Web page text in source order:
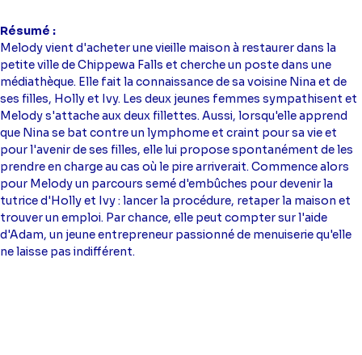
Résumé
Melody vient d'acheter une vieille maison à restaurer dans la
petite ville de Chippewa Falls et cherche un poste dans une
médiathèque. Elle fait la connaissance de sa voisine Nina et de
ses filles, Holly et Ivy. Les deux jeunes femmes sympathisent et
Melody s'attache aux deux fillettes. Aussi, lorsqu'elle apprend
que Nina se bat contre un lymphome et craint pour sa vie et
pour l'avenir de ses filles, elle lui propose spontanément de les
prendre en charge au cas où le pire arriverait. Commence alors
pour Melody un parcours semé d'embûches pour devenir la
tutrice d'Holly et Ivy : lancer la procédure, retaper la maison et
trouver un emploi. Par chance, elle peut compter sur l'aide
d'Adam, un jeune entrepreneur passionné de menuiserie qu'elle
ne laisse pas indifférent.